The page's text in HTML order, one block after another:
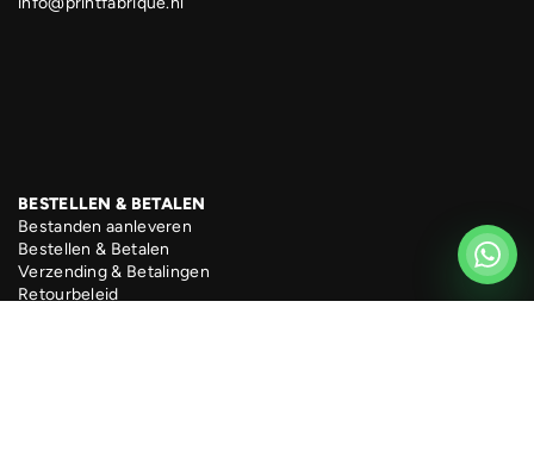
BESTELLEN & BETALEN
Bestanden aanleveren
Bestellen & Betalen
Verzending & Betalingen
Retourbeleid